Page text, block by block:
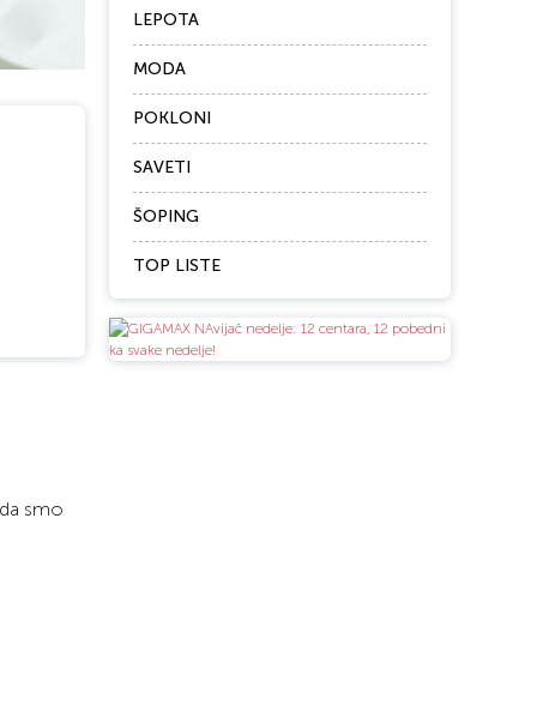
smo
LEPOTA
MODA
POKLONI
SAVETI
ŠOPING
TOP LISTE